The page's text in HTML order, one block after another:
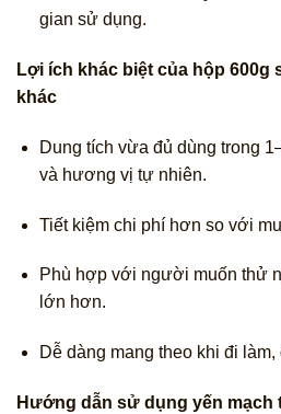
gian sử dụng.
Lợi ích khác biệt của hộp
khác
Dung tích vừa đủ dùng trong
và hương vị tự nhiên.
Tiết kiệm chi phí hơn so với
Phù hợp với người muốn thử
lớn hơn.
Dễ dàng mang theo khi đi
Hướng dẫn sử dụng yến mạch